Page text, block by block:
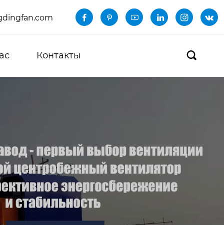
     
Контакты 